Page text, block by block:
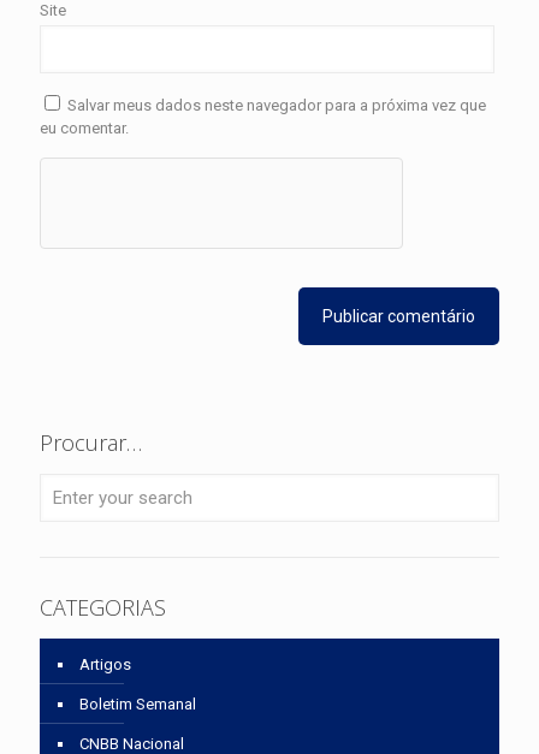
Site
Salvar meus dados neste navegador para a próxima vez que
eu comentar.
Procurar…
CATEGORIAS
Artigos
Boletim Semanal
CNBB Nacional